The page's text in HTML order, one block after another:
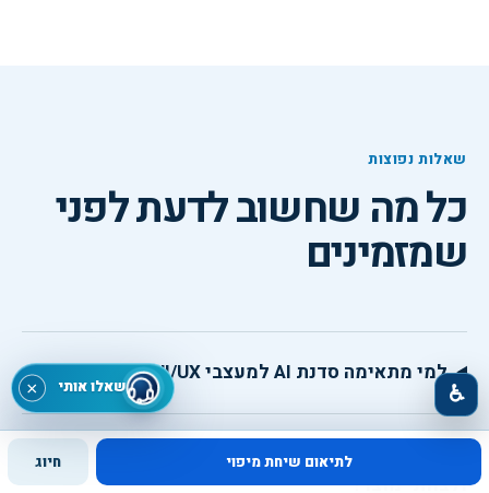
שאלות נפוצות
כל מה שחשוב לדעת לפני
שמזמינים
למי מתאימה סדנת AI למעצבי UI/UX ולצוותי מוצר?
מה לומדים ומתרגלים בסדנת AI למעצבי UI/UX
ולצוותי מוצר?
לתיאום שיחת מיפוי חיוג
שאלו אותי × ♿